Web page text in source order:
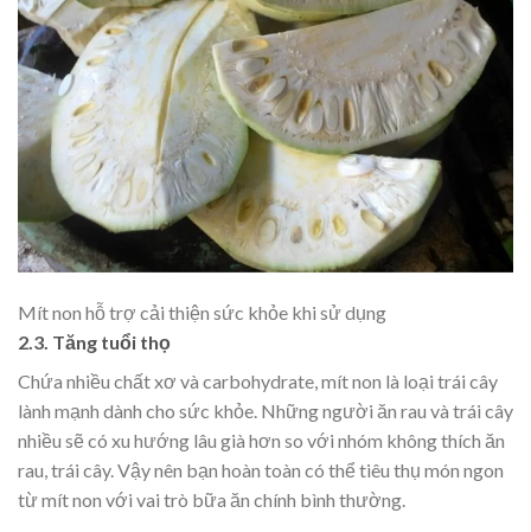
Mít non hỗ trợ cải thiện sức khỏe khi sử dụng
2.3. Tăng tuổi thọ
Chứa nhiều chất xơ và carbohydrate, mít non là loại trái cây
lành mạnh dành cho sức khỏe. Những người ăn rau và trái cây
nhiều sẽ có xu hướng lâu già hơn so với nhóm không thích ăn
rau, trái cây. Vậy nên bạn hoàn toàn có thể tiêu thụ món ngon
từ mít non với vai trò bữa ăn chính bình thường.